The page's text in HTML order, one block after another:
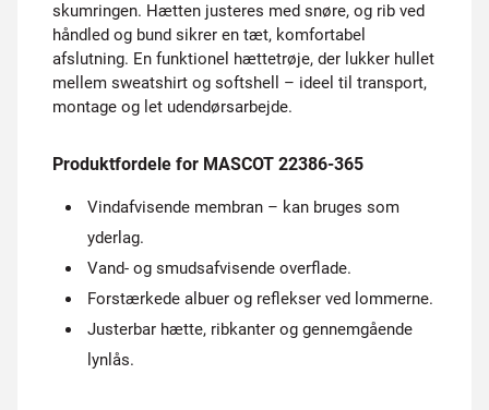
skumringen. Hætten justeres med snøre, og rib ved
håndled og bund sikrer en tæt, komfortabel
afslutning. En funktionel hættetrøje, der lukker hullet
mellem sweatshirt og softshell – ideel til transport,
montage og let udendørsarbejde.
Produktfordele for MASCOT 22386-365
Vindafvisende membran – kan bruges som
yderlag.
Vand- og smudsafvisende overflade.
Forstærkede albuer og reflekser ved lommerne.
Justerbar hætte, ribkanter og gennemgående
lynlås.